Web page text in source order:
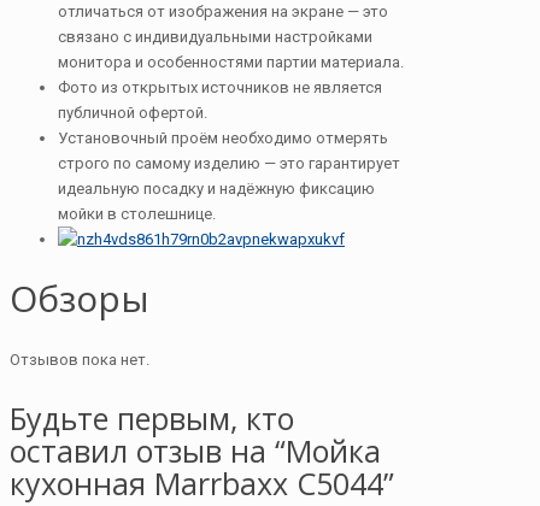
отличаться от изображения на экране — это
связано с индивидуальными настройками
монитора и особенностями партии материала.
Фото из открытых источников не является
публичной офертой.
Установочный проём необходимо отмерять
строго по самому изделию — это гарантирует
идеальную посадку и надёжную фиксацию
мойки в столешнице.
Обзоры
Отзывов пока нет.
Будьте первым, кто
оставил отзыв на “Мойка
кухонная Marrbaxx С5044”